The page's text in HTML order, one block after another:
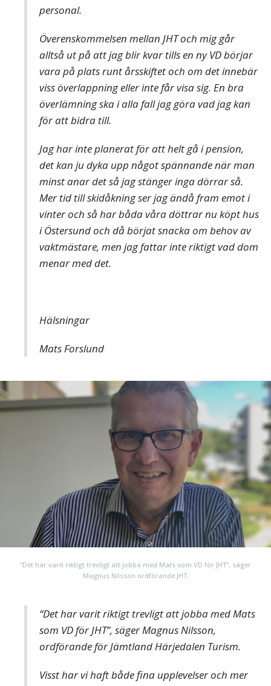
personal.
Överenskommelsen mellan JHT och mig går
alltså ut på att jag blir kvar tills en ny VD börjar
vara på plats runt årsskiftet och om det innebär
viss överlappning eller inte får visa sig. En bra
överlämning ska i alla fall jag göra vad jag kan
för att bidra till.
Jag har inte planerat för att helt gå i pension,
det kan ju dyka upp något spännande när man
minst anar det så jag stänger inga dörrar så.
Mer tid till skidåkning ser jag ändå fram emot i
vinter och så har båda våra döttrar nu köpt hus
i Östersund och då börjat snacka om behov av
vaktmästare, men jag fattar inte riktigt vad dom
menar med det.
Hälsningar
Mats Forslund
“Det har varit riktigt trevligt att jobba med Mats som VD för JHT”, säger
Magnus Nilsson ordförande JHT.
“Det har varit riktigt trevligt att jobba med Mats
som VD för JHT”, säger Magnus Nilsson,
ordförande för Jämtland Härjedalen Turism.
Visst har vi haft både fina upplevelser och mer